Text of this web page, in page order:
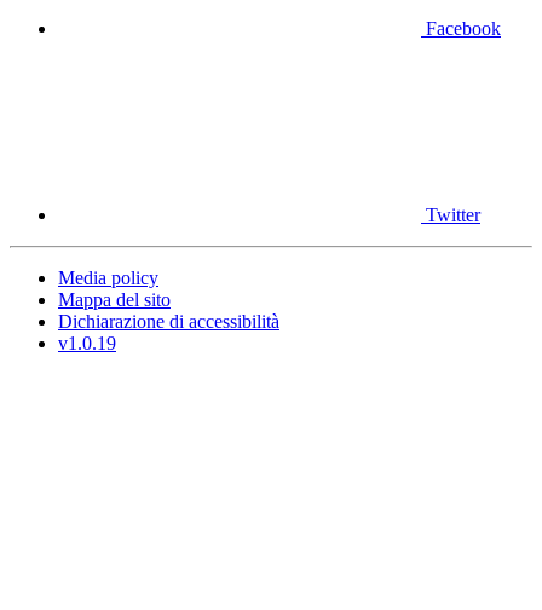
Facebook
Twitter
Media policy
Mappa del sito
Dichiarazione di accessibilità
v1.0.19